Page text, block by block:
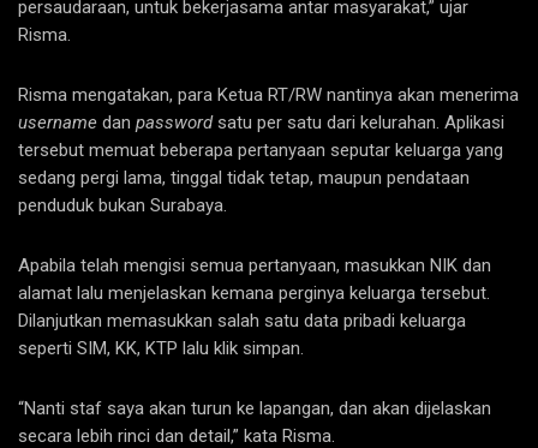
persaudaraan, untuk bekerjasama antar masyarakat,” ujar
Risma.
Risma mengatakan, para Ketua RT/RW nantinya akan menerima
username dan passwordsatu per satu dari kelurahan. Aplikasi
tersebut memuat beberapa pertanyaan seputar keluarga yang
sedang pergi lama, tinggal tidak tetap, maupun pendataan
penduduk bukan Surabaya.
Apabila telah mengisi semua pertanyaan, masukkan NIK dan
alamat lalu menjelaskan kemana perginya keluarga tersebut.
Dilanjutkan memasukkan salah satu data pribadi keluarga
seperti SIM, KK, KTP lalu klik simpan.
“Nanti staf saya akan turun ke lapangan, dan akan dijelaskan
secara lebih rinci dan detail,” kata Risma.